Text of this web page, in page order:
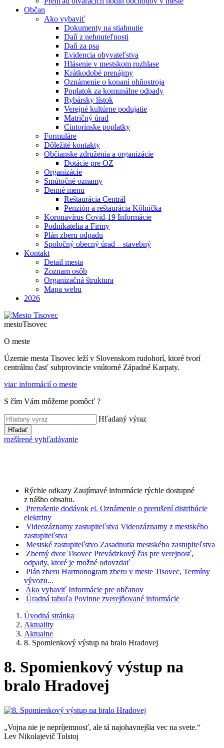
Občan
Ako vybaviť
Dokumenty na stiahnutie
Daň z nehnuteľnosti
Daň za psa
Evidencia obyvateľstva
Hlásenie v mestskom rozhlase
Krátkodobé prenájmy
Oznámenie o konaní ohňostroja
Poplatok za komunálne odpady
Rybársky lístok
Verejné kultúrne podujatie
Matričný úrad
Cintorínske poplatky
Formuláre
Dôležité kontakty
Občianske združenia a organizácie
Dotácie pre OZ
Organizácie
Smútočné oznamy
Denné menu
Reštaurácia Centrál
Penzión a reštaurácia Kôlnička
Koronavírus Covid-19 Informácie
Podnikatelia a Firmy
Plán zberu odpadu
Spoločný obecný úrad – stavebný
Kontakt
Detail mesta
Zoznam osôb
Organizačná štruktura
Mapa webu
2026
mestoTisovec
O meste
Územie mesta Tisovec leží v Slovenskom rudohorí, ktoré tvorí
centrálnu časť subprovincie vnútorné Západné Karpaty.
viac informácií o meste
S čím Vám môžeme pomôcť ?
Hľadaný výraz
Hľadať
rozšírené vyhľadávanie
Rýchle odkazy Zaujímavé informácie rýchle dostupné
z nášho obsahu.
Prerušenie dodávok el. Oznámenie o prerušení distribúcie
elektriny
Videozáznamy zastupiteľstva Videozáznamy z mestského
zastupiteľstva
Mestské zastupiteľstvo Zasadnutia mestského zastupiteľstva
Zberný dvor Tisovec Prevádzkový čas pre verejnosť,
odpady, ktoré je možné odovzdať
Plán zberu Harmonogram zberu v meste Tisovec, Termíny
vývozu...
Ako vybaviť Informácie pre občanov
Úradná tabuľa Povinne zverejňované informácie
Úvodná stránka
Aktuality
Aktualne
8. Spomienkový výstup na bralo Hradovej
8. Spomienkový výstup na
bralo Hradovej
„Vojna nie je nepríjemnosť, ale tá najohavnejšia vec na svete.“
Lev Nikolajevič Tolstoj